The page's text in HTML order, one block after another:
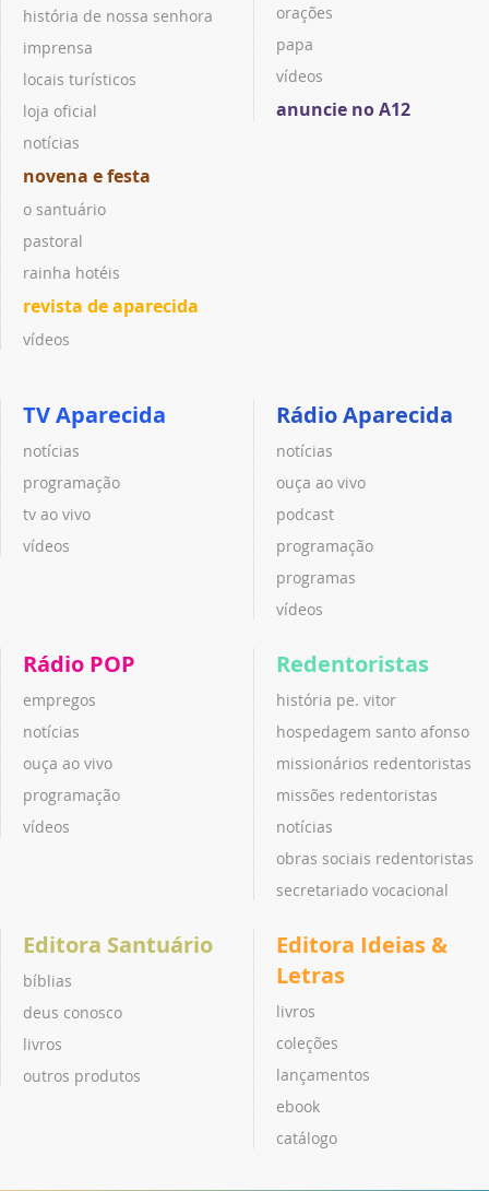
história de nossa senhora
imprensa
locais turísticos
loja oficial
notícias
novena e festa
o santuário
pastoral
rainha hotéis
revista de aparecida
vídeos
orações
papa
vídeos
anuncie no A12
TV Aparecida
notícias
programação
tv ao vivo
vídeos
Rádio Aparecida
notícias
ouça ao vivo
podcast
programação
programas
vídeos
Rádio POP
empregos
notícias
ouça ao vivo
programação
vídeos
Redentoristas
história pe. vitor
hospedagem santo afonso
missionários redentoristas
missões redentoristas
notícias
obras sociais redentoristas
secretariado vocacional
Editora Santuário
bíblias
deus conosco
livros
outros produtos
Editora Ideias &
Letras
livros
coleções
lançamentos
ebook
catálogo